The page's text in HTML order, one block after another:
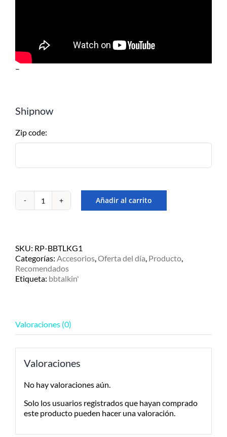
–
Shipnow
Zip code:
Kit
para
Cable
Park
y
Añadir al carrito
SKU: RP-BBTLKG1
Categorías: Accesorios,Oferta del día, Producto,
Recomendados
Etiqueta: bbtalkin'
Valoraciones (0)
Valoraciones
No hay valoraciones aún.
Solo los usuarios registrados que hayan comprado
este producto pueden hacer una valoración.